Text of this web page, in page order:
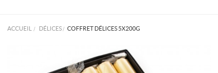
ACCUEIL > DÉLICES> COFFRET DÉLICES 5X200G